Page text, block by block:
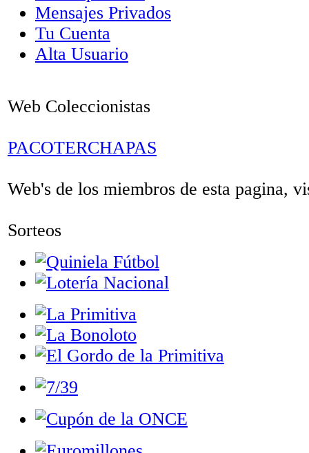
Mensajes Privados
Tu Cuenta
Alta Usuario
Web Coleccionistas
PACOTERCHAPAS
Web's de los miembros de esta pagina,
Sorteos